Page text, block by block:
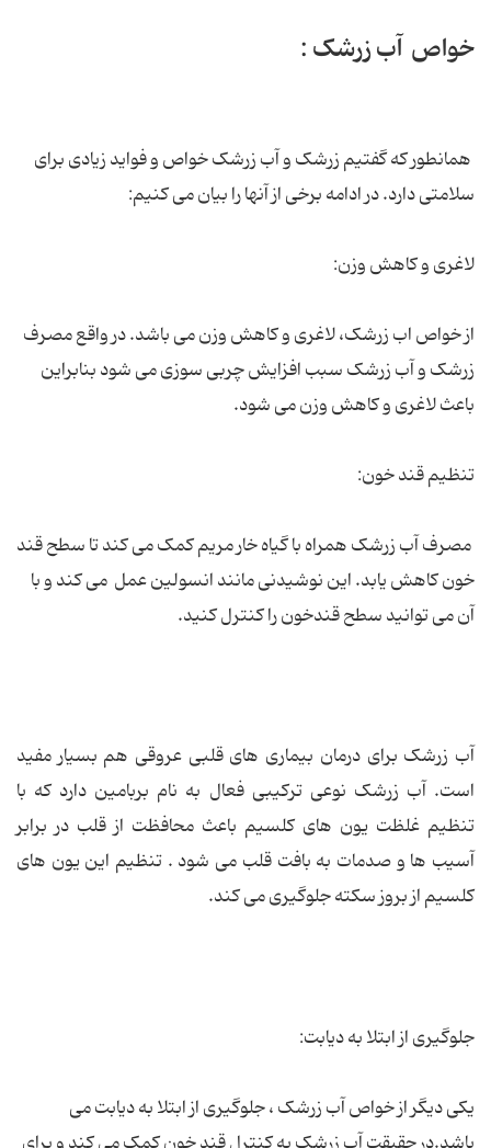
خواص آب زرشک :
همانطور که گفتیم زرشک و آب زرشک خواص و فواید زیادی برای
سلامتی دارد. در ادامه برخی از آنها را بیان می کنیم:
لاغری و کاهش وزن:
از خواص اب زرشک، لاغری و کاهش وزن می باشد. در واقع مصرف
زرشک و آب زرشک سبب افزایش چربی سوزی می شود بنابراین
باعث لاغری و کاهش وزن می شود.
تنظیم قند خون:
مصرف آب زرشک همراه با گیاه خار مریم کمک می کند تا سطح قند
خون کاهش یابد. این نوشیدنی مانند انسولین عمل می کند و با
آن می توانید سطح قندخون را کنترل کنید.
آب زرشک برای درمان بیماری های قلبی عروقی هم بسیار مفید
است. آب زرشک نوعی ترکیبی فعال به نام بربامین دارد که با
تنظیم غلظت یون های کلسیم باعث محافظت از قلب در برابر
آسیب ها و صدمات به بافت قلب می شود . تنظیم این یون های
کلسیم از بروز سکته جلوگیری می کند.
جلوگیری از ابتلا به دیابت:
یکی دیگر از خواص آب زرشک ، جلوگیری از ابتلا به دیابت می